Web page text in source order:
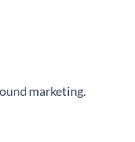
marketing.